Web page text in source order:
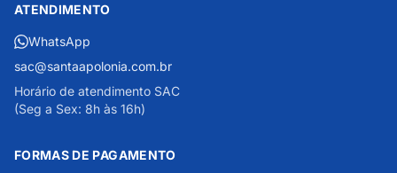
ATENDIMENTO
WhatsApp
sac@santaapolonia.com.br
Horário de atendimento SAC
(Seg a Sex: 8h às 16h)
FORMAS DE PAGAMENTO